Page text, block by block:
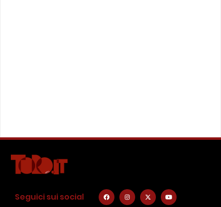
Seguici sui social